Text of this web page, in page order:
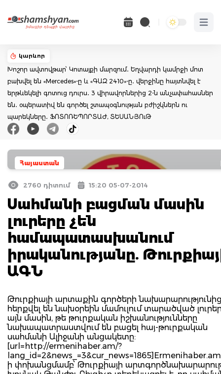
Open
կարևոր
Խոշոր ավտովթար՝ Կոտայքի մարզում․ Եղվարդի կամրջի մոտ
բախվել են «Mercedes»-ը և «ԳԱԶ 2410»-ը․ վերջինը հայտնվել է
երթևեկելի գոտուց դուրս․ 3 վիրավորներից 2-ն անչափահասներ
են․ օպերատիվ են գործել շտապօգնության բժիշկներն ու
պարեկները․ ՖՈՏՈՌԵՊՈՐՏԱԺ, ՏԵՍԱՆՅՈւԹ
Հայաստան
2760 դիտում 15:20 05-07-2014
Սահմանի բացման մասին
լուրերը չեն
համապատասխանում
իրականությանը.
ԱԳՆ
Թուրքիայի արտաքին գործերի
հերքվել են նախօրեին մամուլում տարածված
այն մասին, թե թուրքական իշխանությունները
նախապատրաստվում են բացել հայ-թուրքական
սահմանի Ալիջանի անցակետը:
[url=http://ermenihaber.am/?
ի փոխանցմամբ՝ Թուրքիայի